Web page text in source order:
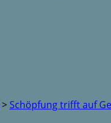
> Schöpfung trifft auf